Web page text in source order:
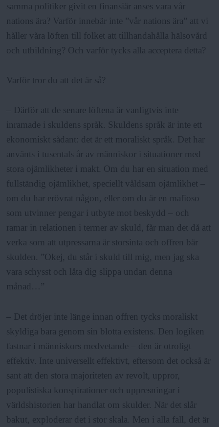
samma politiker givit en finansiär anses vara vår
nations ära? Varför innebär inte ”vår nations ära” att vi
håller våra löften till folket att tillhandahålla hälsovård
och utbildning? Och varför tycks alla acceptera detta?
Varför tror du att det är så?
– Därför att de senare löftena är vanligtvis inte
inramade i skuldens språk. Skuldens språk är inte ett
ekonomiskt sådant: det är ett moraliskt språk. Det har
använts i tusentals år av människor i situationer med
stora ojämlikheter i makt. Om du har en situation med
fullständig ojämlikhet, speciellt våldsam ojämlikhet –
om du har erövrat någon, eller om du är en mafioso
som utvinner pengar i utbyte mot beskydd – och
ramar in relationen i termer av skuld, får man det då att
verka som att utpressarna är storsinta och offren bär
skulden. ”Okej, du står i skuld till mig, men jag ska
vara schysst och låta dig slippa undan denna
månad…”
– Det dröjer inte länge innan offren tycks moraliskt
skyldiga bara genom sin blotta existens. Den logiken
fastnar i människors medvetande – den är otroligt
effektiv. Inte universellt effektivt, eftersom det också är
sant att den stora majoriteten av revolt, uppror,
populistiska konspirationer och uppresningar i
världshistorien har handlat om skulder. När det slår
bakut, exploderar det i stor skala. Men i alla fall, det är